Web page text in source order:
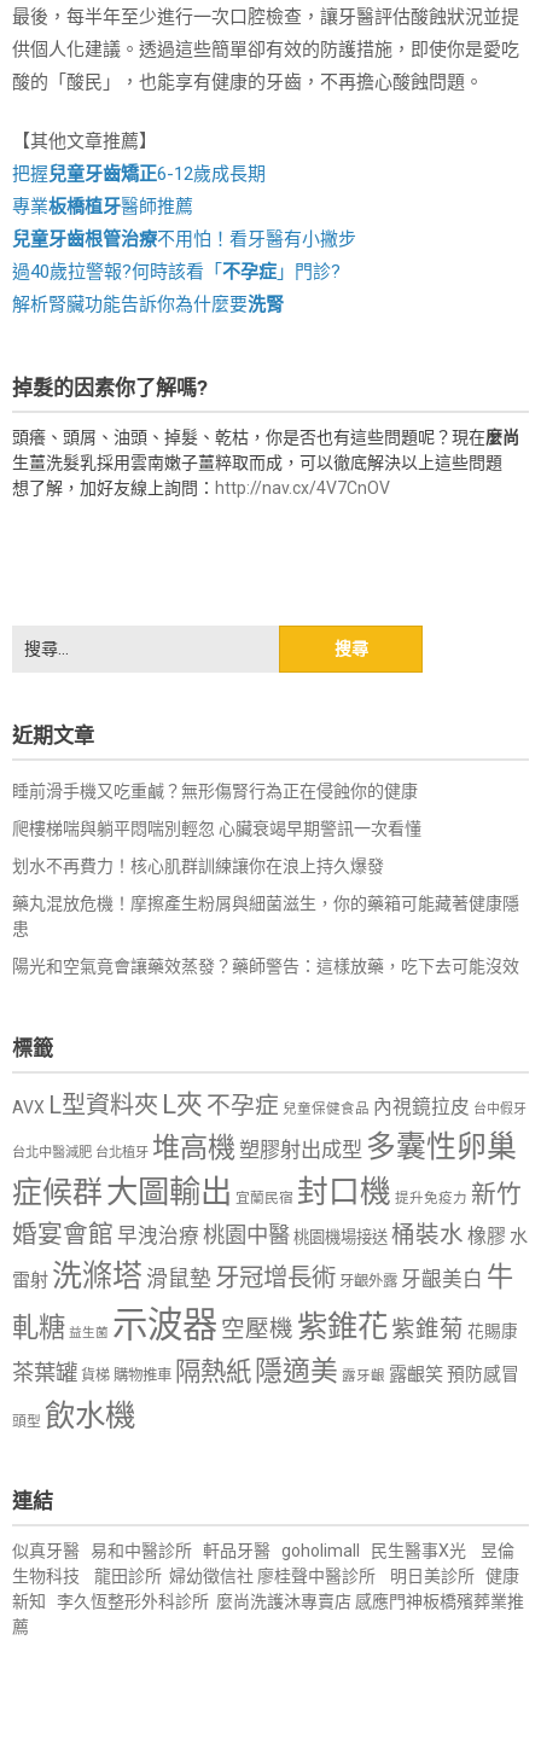
最後，每半年至少進行一次口腔檢查，讓牙醫評估酸蝕狀況並提
供個人化建議。透過這些簡單卻有效的防護措施，即使你是愛吃
酸的「酸民」，也能享有健康的牙齒，不再擔心酸蝕問題。
【其他文章推薦】
把握兒童牙齒矯正6-12歲成長期
專業板橋植牙醫師推薦
兒童牙齒根管治療不用怕！看牙醫有小撇步
過40歲拉警報?何時該看「 不孕症 」門診?
解析腎臟功能告訴你為什麼要洗腎
掉髮的因素你了解嗎?
頭癢、頭屑、油頭、掉髮、乾枯，你是否也有這些問題呢？現在麼尚
生薑洗髮乳採用雲南嫩子薑粹取而成，可以徹底解決以上這些問題
想了解，加好友線上詢問： http://nav.cx/4V7CnOV
搜
尋
字:
近期文章
睡前滑手機又吃重鹹？無形傷腎行為正在侵蝕你的健康
爬樓梯喘與躺平悶喘別輕忽 心臟衰竭早期警訊一次看懂
划水不再費力！核心肌群訓練讓你在浪上持久爆發
藥丸混放危機！摩擦產生粉屑與細菌滋生，你的藥箱可能藏著健康隱
患
陽光和空氣竟會讓藥效蒸發？藥師警告：這樣放藥，吃下去可能沒效
標籤
AVX L型資料夾 L夾 不孕症 兒童保健食品 內視鏡拉皮 台中假牙
台北中醫減肥 台北植牙 堆高機塑膠射出成型 多囊性卵巢
症候群大圖輸出 宜蘭民宿 封口機 提升免疫力 新竹
婚宴會館 早洩治療 桃園中醫 桃園機場接送 桶裝水 橡膠 水
雷射 洗滌塔 滑鼠墊 牙冠增長術 牙齦外露 牙齦美白 牛
軋糖 益生菌 示波器 空壓機 紫錐花紫錐菊 花賜康
茶葉罐 貨梯 購物推車 隔熱紙 隱適美 露牙齦 露齦笑預防感冒
頭型 飲水機
連結
似真牙醫 易和中醫診所 軒品牙醫 goholimall 民生醫事X光
昱倫
生物科技
龍田診所 婦幼徵信社 廖桂聲中醫診所 明日美診所 健康
新知
李久恆整形外科診所 麼尚洗護沐專賣店 感應門神板橋殯葬業推
薦